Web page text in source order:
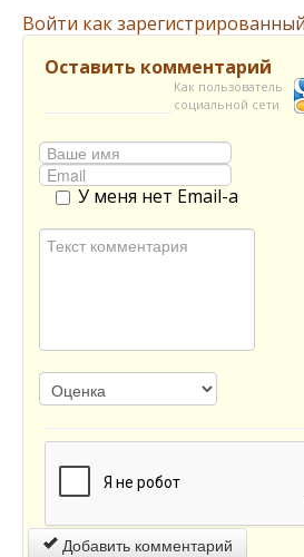
Войти как
Оставить комментарий
Как пользователь
социальной сети
У меня нет Email-а
Добавить комментарий